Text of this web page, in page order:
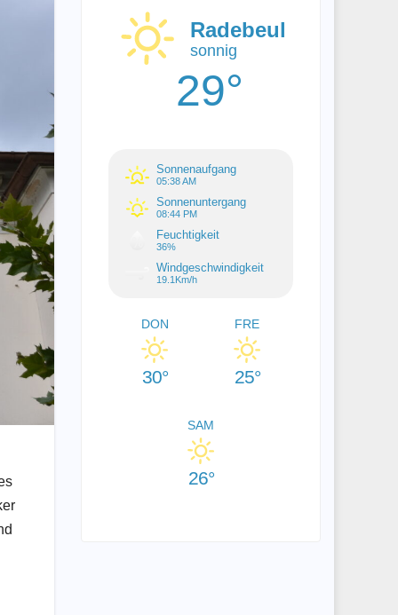
Radebeul
sonnig
29°
Sonnenaufgang
05:38 AM
Sonnenuntergang
08:44 PM
Feuchtigkeit
36%
Windgeschwindigkeit
19.1Km/h
DON
30°
FRE
25°
SAM
26°